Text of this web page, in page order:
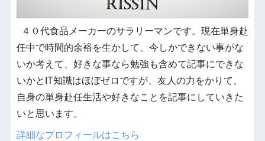
４０代食品メーカーのサラリーマンです。現在単身赴
任中で時間的余裕を生かして、今しかできない事がな
いか考えて、好きな事なら勉強も含めて記事にできな
いかとIT知識はほぼゼロですが、友人の力をかりて、
自身の単身赴任生活や好きなことを記事にしていきた
いと思います。
詳細なプロフィールはこちら